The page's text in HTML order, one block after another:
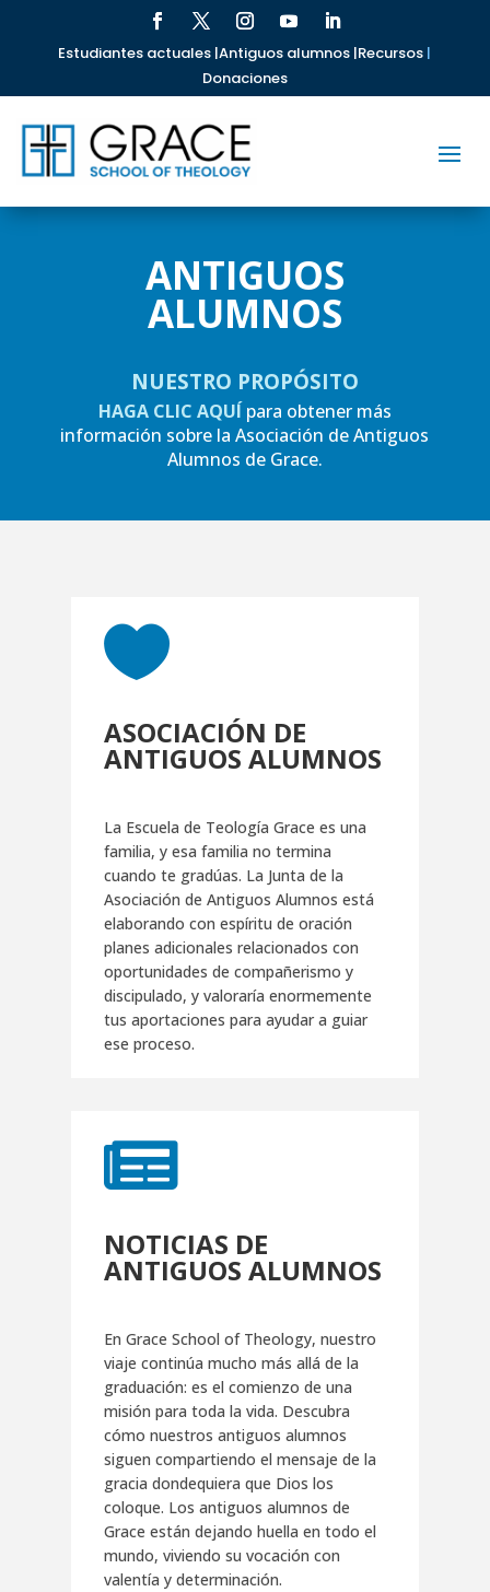
Estudiantes actuales |Antiguos alumnos |Recursos |
Donaciones
ANTIGUOS
ALUMNOS
NUESTRO PROPÓSITO
HAGA CLIC AQUÍ para obtener más
información sobre la Asociación de Antiguos
Alumnos de Grace.

ASOCIACIÓN DE
ANTIGUOS ALUMNOS
La Escuela de Teología Grace es una
familia, y esa familia no termina
cuando te gradúas. La Junta de la
Asociación de Antiguos Alumnos está
elaborando con espíritu de oración
planes adicionales relacionados con
oportunidades de compañerismo y
discipulado, y valoraría enormemente
tus aportaciones para ayudar a guiar
ese proceso.

NOTICIAS DE
ANTIGUOS ALUMNOS
En Grace School of Theology, nuestro
viaje continúa mucho más allá de la
graduación: es el comienzo de una
misión para toda la vida. Descubra
cómo nuestros antiguos alumnos
siguen compartiendo el mensaje de la
gracia dondequiera que Dios los
coloque. Los antiguos alumnos de
Grace están dejando huella en todo el
mundo, viviendo su vocación con
valentía y determinación.